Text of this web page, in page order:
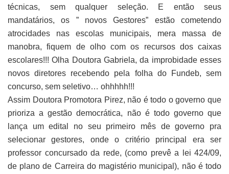
técnicas, sem qualquer seleção. E então seus
mandatários, os ” novos Gestores” estão cometendo
atrocidades nas escolas municipais, mera massa de
manobra, fiquem de olho com os recursos dos caixas
escolares!!! Olha Doutora Gabriela, da improbidade esses
novos diretores recebendo pela folha do Fundeb, sem
concurso, sem seletivo… ohhhhh!!!
Assim Doutora Promotora Pirez, não é todo o governo que
prioriza a gestão democrática, não é todo governo que
lança um edital no seu primeiro mês de governo pra
selecionar gestores, onde o critério principal era ser
professor concursado da rede, (como prevê a lei 424/09,
de plano de Carreira do magistério municipal), não é todo